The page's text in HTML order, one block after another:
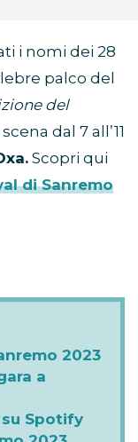
i nomi dei 28
palco del
del
dal 7 all’11
Scopri qui
di Sanremo
2023
a
su Spotify